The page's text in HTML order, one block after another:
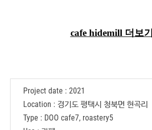
cafe hidemill 더보기
Project date : 2021
Location : 경기도 평택시 청북면 현곡리
Type : DOO cafe7, roastery5